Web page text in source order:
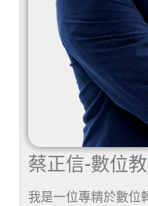
蔡正信-數位
我是一位專精於數位